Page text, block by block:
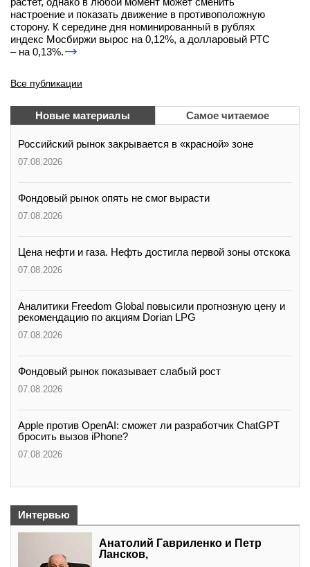
настроение и показать движение в противоположную
сторону. К середине дня номинированный в рублях
индекс Мосбиржи вырос на 0,12%, а долларовый РТС
– на 0,13%.
Все публикации
Новые материалы Самое читаемое
Российский рынок закрывается в «красной» зоне
07.08.2026
Фондовый рынок опять не смог вырасти
07.08.2026
Цена нефти и газа. Нефть достигла первой зоны отскока
07.08.2026
Аналитики Freedom Global повысили прогнозную цену и
рекомендацию по акциям Dorian LPG
07.08.2026
Фондовый рынок показывает слабый рост
07.08.2026
Apple против OpenAI: сможет ли разработчик ChatGPT
бросить вызов iPhone?
07.08.2026
Интервью
Анатолий Гавриленко и Петр
Лансков,